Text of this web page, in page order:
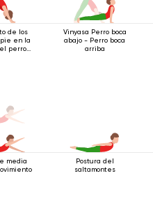
de los
en la
perro
Vinyasa Perro boca
abajo - Perro boca
arriba
media
Postura del
saltamontes